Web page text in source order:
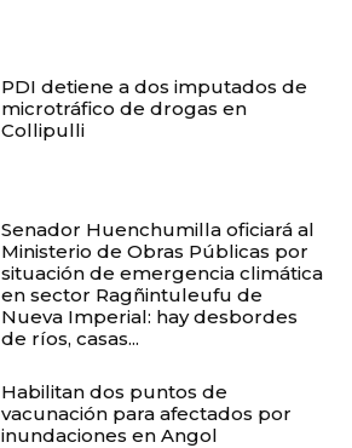
PDI detiene a dos imputados de
microtráfico de drogas en
Collipulli
Senador Huenchumilla oficiará al
Ministerio de Obras Públicas por
situación de emergencia climática
en sector Ragñintuleufu de
Nueva Imperial: hay desbordes
de ríos, casas...
Habilitan dos puntos de
vacunación para afectados por
inundaciones en Angol